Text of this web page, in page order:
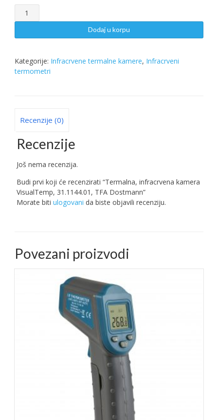
Termalna,
infracrvena
VisualTemp,
TFA
Dostmann
Dodaj u korpu
Kategorije: Infracrvene termalne kamere, Infracrveni
termometri
Recenzije (0)
Recenzije
Još nema recenzija.
Budi prvi koji će recenzirati “Termalna, infracrvena kamera
VisualTemp, 31.1144.01, TFA Dostmann”
Morate biti ulogovani da biste objavili recenziju.
Povezani proizvodi